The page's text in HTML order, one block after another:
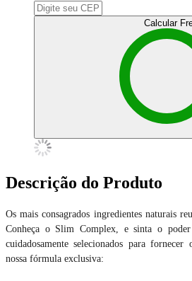
Calcular
Descrição do Produto
Os mais consagrados ingredientes naturais
Conheça o Slim Complex, e sinta o
cuidadosamente selecionados para
nossa fórmula exclusiva: